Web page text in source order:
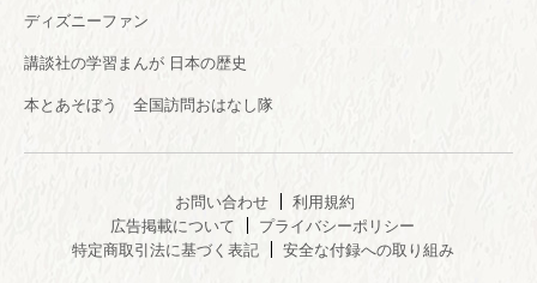
ディズニーファン
講談社の学習まんが 日本の歴史
本とあそぼう 全国訪問おはなし隊
お問い合わせ
利用規約
広告掲載について
プライバシーポリシー
特定商取引法に基づく表記
安全な付録への取り組み